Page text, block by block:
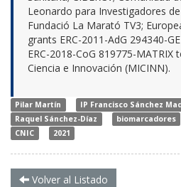
Leonardo para Investigadores
Fundació La Marató TV3;
grants ERC-2011-AdG 294340-
ERC-2018-CoG 819775-MATRIX
Ciencia e Innovación (MICINN).
Pilar Martín IP Francisco Sánchez
Raquel Sánchez-Díaz
biomarcadores
CNIC
2021
Volver al Listado